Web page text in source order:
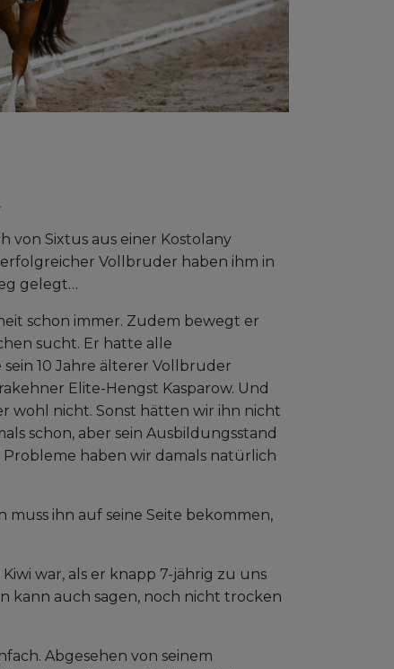
von Sixtus aus einer Kostolany
Vollbruder haben ihm in
gelegt…
schon immer. Zudem bewegt er
sucht. Er hatte alle
10 Jahre älterer Vollbruder
Elite-Hengst Kasparow. Und
wohl nicht. Sonst hätten wir ihn nicht
schon, aber sein Ausbildungsstand
haben wir damals natürlich
muss ihn auf seine Seite bekommen,
war, als er knapp 7-jährig zu uns
kann auch sagen, noch nicht trocken
Abgesehen von seinem